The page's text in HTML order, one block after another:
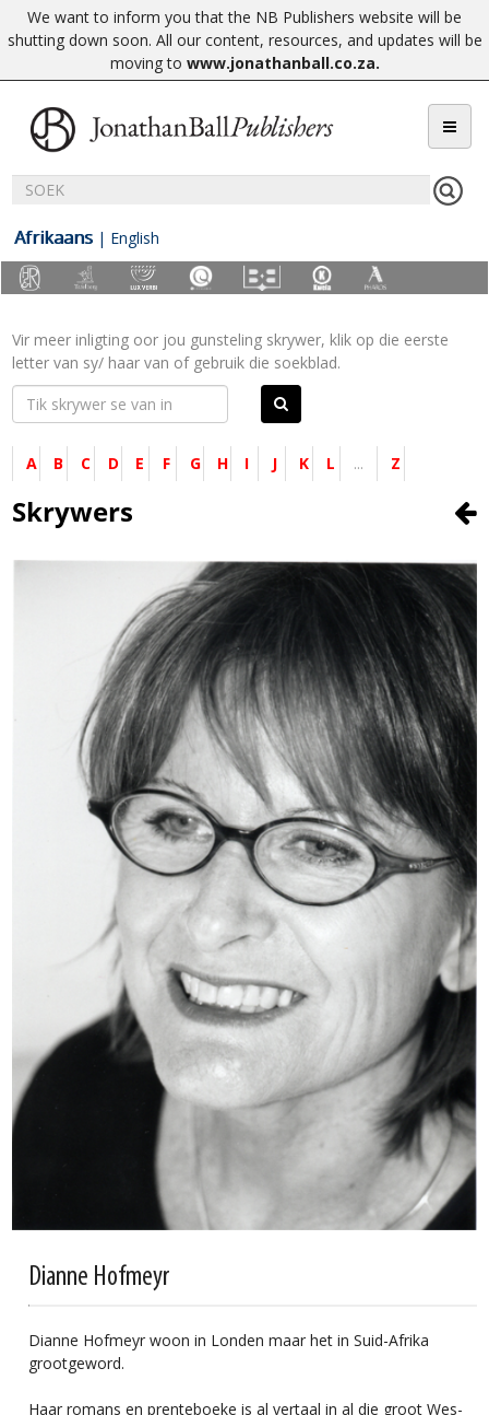
We want to inform you that the NB Publishers website will be
shutting down soon. All our content, resources, and updates will be
moving to www.jonathanball.co.za.
Afrikaans | English
Vir meer inligting oor jou gunsteling skrywer, klik op die eerste
letter van sy/ haar van of gebruik die soekblad.
A B C D E F G H I J K L ... Z
Skrywers
Dianne Hofmeyr
Dianne Hofmeyr woon in Londen maar het in Suid-Afrika
grootgeword.
Haar romans en prenteboeke is al vertaal in al die groot Wes-